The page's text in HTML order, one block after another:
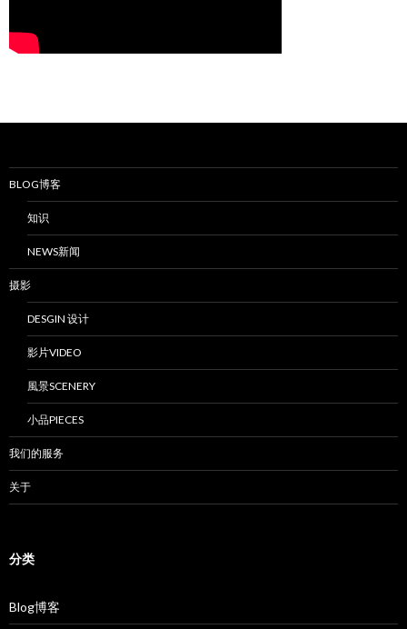
BLOG博客
知识
NEWS新闻
摄影
DESGIN 设计
影片VIDEO
風景SCENERY
小品PIECES
我们的服务
关于
分类
Blog博客